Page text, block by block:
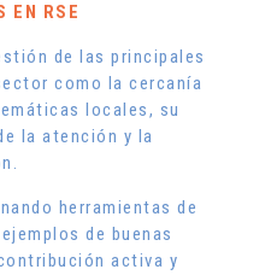
RSE
de las principales
como la cercanía
locales, su
la atención y la
herramientas de
de buenas
activa y